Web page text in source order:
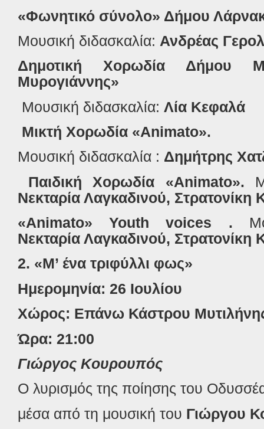
«Φωνητικό σύνολο» Δήμου
Μουσική διδασκαλία: Ανδρέας
Δημοτική Χορωδία Δήμου
Μυρογιάννης»
Μουσική διδασκαλία: Λία Κεφαλά
Μικτή Χορωδία «Animato».
Μουσική διδασκαλία : Δημήτρης
Παιδική Χορωδία «Animato».
Νεκταρία Λαγκαδινού, Στρατονίκη
«Animato»Youth voices .
Νεκταρία Λαγκαδινού, Στρατονίκη
2. «Μ’ ένα τριφύλλι φως»
Ημερομηνία: 26 Ιουλίου
Χώρος: Επάνω Κάστρου
Ώρα: 21:00
Γιώργος Κουρουπός
Ο λυρισμός της ποίησης του
μέσα από τη μουσική του Γιώργου